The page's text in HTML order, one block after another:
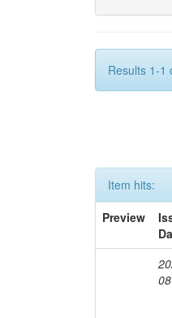
Results 1-1
Item hits:
Preview